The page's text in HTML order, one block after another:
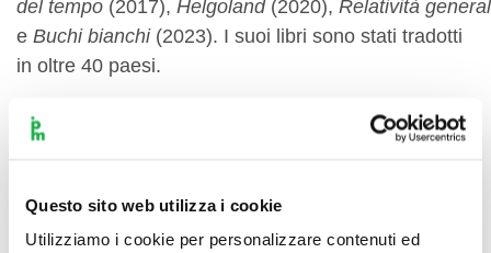
Questo sito web utilizza i cookie
Utilizziamo i cookie per personalizzare contenuti ed
del tempo (2017), Helgoland (2020), Relatività
e Buchi bianchi (2023). I suoi libri sono stati tradotti
in oltre 40 paesi.